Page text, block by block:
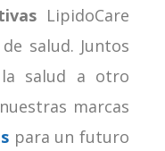
LipidoCare
salud. Juntos
salud a otro
marcas
para un futuro